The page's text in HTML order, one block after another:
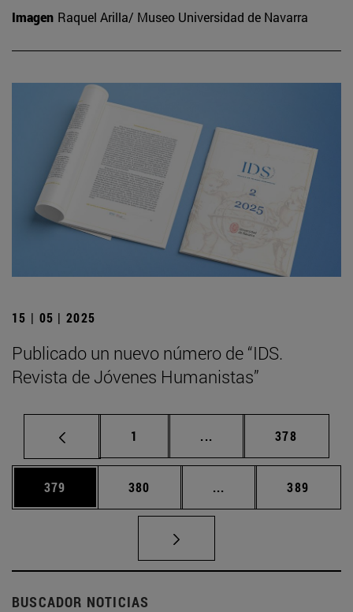
Imagen Raquel Arilla/ Museo Universidad de Navarra
15 | 05 | 2025
Publicado un nuevo número de “IDS.
Revista de Jóvenes Humanistas”
Página
1 ... Páginas intermedias
Página
378
Página
379 Página
380 ... Páginas intermedias
Página
389
BUSCADOR NOTICIAS